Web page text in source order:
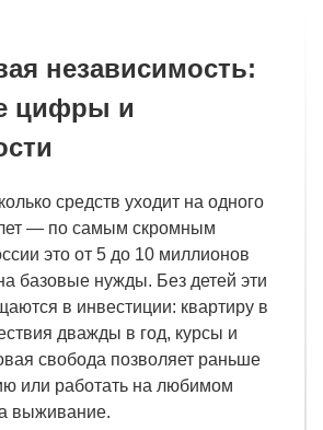
независимость:
цифры и
средств уходит на одного
— по самым скромным
это от 5 до 10 миллионов
базовые нужды. Без детей эти
в инвестиции: квартиру в
дважды в год, курсы и
свобода позволяет раньше
или работать на любимом
выживание.